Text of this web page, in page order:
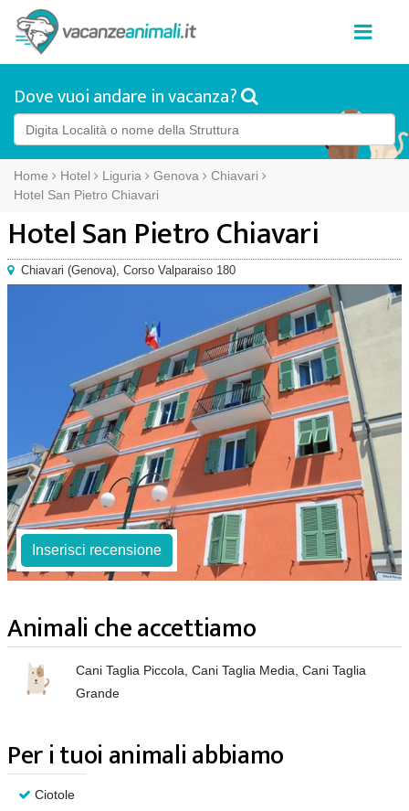
Dove vuoi andare in vacanza?
Home Hotel Liguria Genova
Chiavari
Hotel San Pietro Chiavari
Hotel San Pietro Chiavari
Chiavari (Genova), Corso Valparaiso 180
Inserisci recensione
Animali che accettiamo
Cani Taglia Piccola, Cani Taglia Media, Cani Taglia
Grande
Per i tuoi animali abbiamo
Ciotole